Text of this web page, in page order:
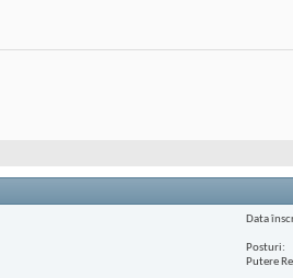
Data
Posturi
Putere